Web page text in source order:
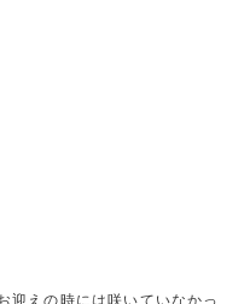
迎えの時には咲いていなかっ